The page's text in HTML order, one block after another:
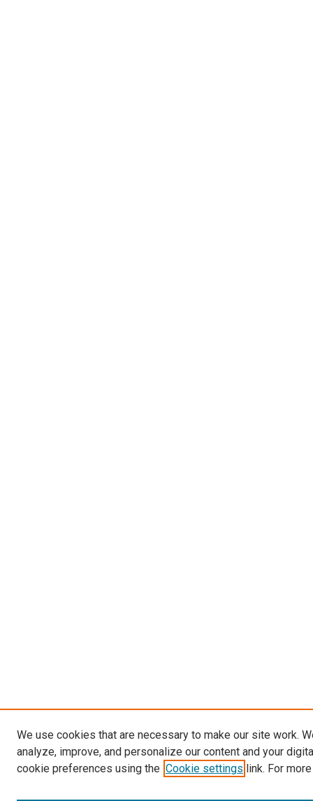
We use cookies that are necessary to make our site work.
analyze, improve, and personalize our content and your
cookie preferences using the Cookie settings link. For